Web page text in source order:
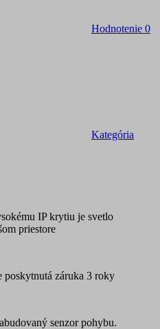
Hodnotenie 0
Kategória
IP krytiu je svetlo
priestore
poskytnutá záruka 3 roky
senzor pohybu.